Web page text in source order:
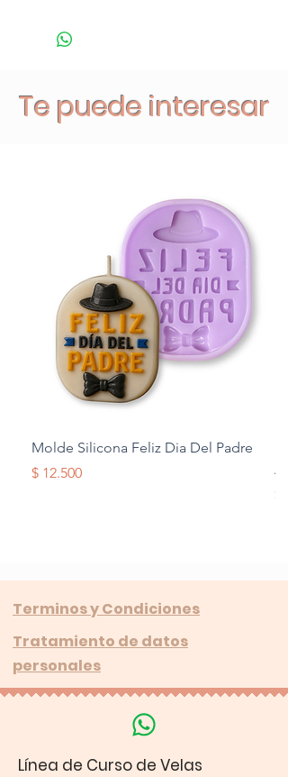
Te puede interesar
Molde Silicona Feliz Dia Del Padre
Precio
$ 12.500
$
Terminos y Condiciones
Tratamiento de datos
personales
Línea de Curso de Velas